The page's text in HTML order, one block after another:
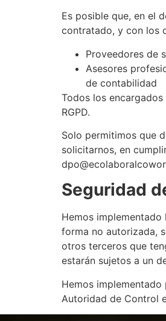
Es posible que, en el
contratado, y con los
Proveedores de
Asesores
de contabilidad
Todos los
RGPD.
Solo permitimos que
solicitarnos, en
Seguridad
Hemos
forma no autorizada,
otros terceros que
estarán sujetos a un
Hemos
Autoridad de Control